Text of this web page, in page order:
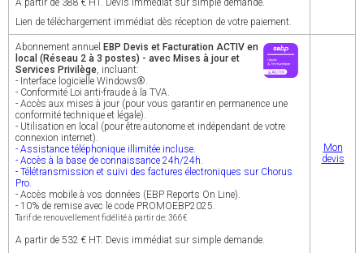
A partir de 388 € HT. Devis immédiat sur simple demande.
Lien de téléchargement immédiat dès réception de votre paiement.
Abonnement annuel EBP Devis et Facturation ACTIV en
local (Réseau 2 à 3 postes) - avec Mises à jour et
Services Privilège, incluant:
- Interface logicielle Windows®.
- Conformité Loi anti-fraude à la TVA.
- Accès aux mises à jour (pour vous garantir en permanence une
conformité technique et légale).
- Utilisation en local (pour être autonome et indépendant de votre
connexion internet).
- Assistance téléphonique illimitée incluse.
- Accès à la base de connaissance 24h/24h.
- Télétransmission et suivi des factures électroniques sur Chorus
Pro.
- Accès mobile à vos données (EBP Reports On Line).
- 10% de remise avec le code PROMOEBP2025.
Tarif de renouvellement fidélité à partir de: 366€
A partir de 532 € HT. Devis immédiat sur simple demande.
Mon
devis